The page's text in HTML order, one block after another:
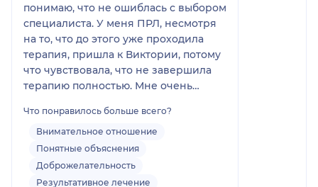
понимаю, что не ошиблась с выбором
специалиста. У меня ПРЛ, несмотря
на то, что до этого уже проходила
терапия, пришла к Виктории, потому
что чувствовала, что не завершила
терапию полностью. Мне очень
встречи помогают мне. Я вижу и
чувствую изменения там, где раньше
был дискомфорт
Что понравилось больше всего?
Внимательное отношение
Понятные объяснения
Доброжелательность
Результативное лечение